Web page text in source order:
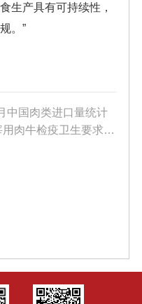
生产具有可持续性，
。”
中国肉类进口量统计
下一篇:海关公布进口老挝屠宰用肉牛检疫卫生要求的公告